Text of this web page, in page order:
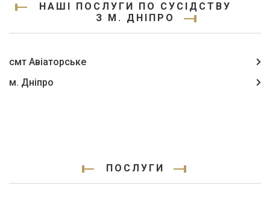
НАШІ ПОСЛУГИ ПО СУСІДСТВУ
З М. ДНІПРО
смт Авіаторське
м. Дніпро
ПОСЛУГИ